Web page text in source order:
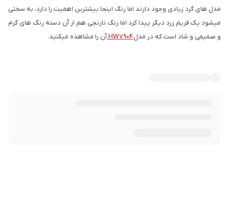
مدل های گرد زیادی وجود دارند اما رنگ اینجا بیشترین اهمیت را دارد، به سختی
میشود یک فریم زرد دیگر پیدا کرد اما رنگ نارنجی هم از آن دسته رنگ های گرم
و صمیمی و شاد است که در مدلHW7904آن را مشاهده میکنید.